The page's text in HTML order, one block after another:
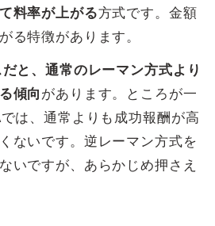
料率が上がる方式です。金額
る特徴があります。
と、通常のレーマン方式より
傾向 があります。ところが一
は、通常よりも成功報酬が高
ないです。逆レーマン方式を
いですが、あらかじめ押さえ